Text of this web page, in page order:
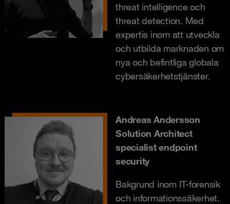
threat intelligence och
threat detection. Med
expertis inom att utveckla
och utbilda marknaden om
nya och befintliga globala
cybersäkerhetstjänster.
Andreas Andersson
Solution Architect
specialist endpoint
security
Bakgrund inom IT-forensik
och informationssäkerhet.